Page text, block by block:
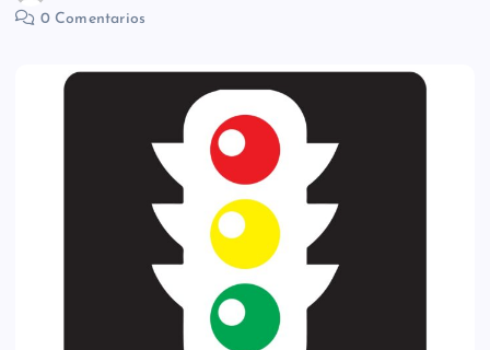
0 Comentarios